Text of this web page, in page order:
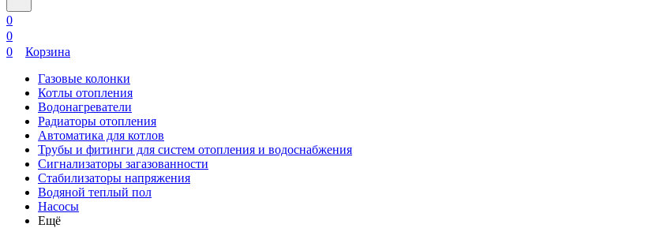
0
0
0
Корзина
Газовые колонки
Котлы отопления
Водонагреватели
Радиаторы отопления
Автоматика для котлов
Трубы и фитинги для систем отопления и водоснабжения
Сигнализаторы загазованности
Стабилизаторы напряжения
Водяной теплый пол
Насосы
Ещё